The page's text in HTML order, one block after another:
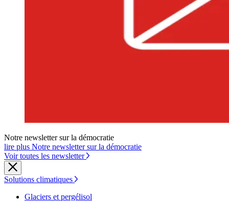
Notre newsletter sur la démocratie
lire plus Notre newsletter sur la démocratie
Voir toutes les newsletter
Solutions climatiques
Glaciers et pergélisol